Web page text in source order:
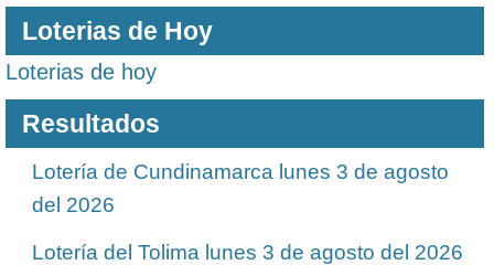
Loterias de Hoy
Loterias de hoy
Resultados
Lotería de Cundinamarca lunes 3 de agosto
del 2026
Lotería del Tolima lunes 3 de agosto del 2026